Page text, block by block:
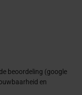
beoordeling (google
en